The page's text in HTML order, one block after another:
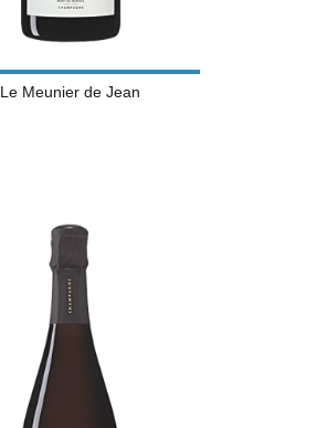
Le Meunier de Jean